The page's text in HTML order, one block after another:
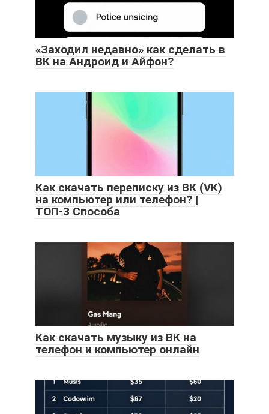
«Заходил недавно» как сделать в
ВК на Андроид и Айфон?
Как скачать переписку из ВК (VK)
на компьютер или телефон? |
ТОП-3 Способа
Как скачать музыку из ВК на
телефон и компьютер онлайн